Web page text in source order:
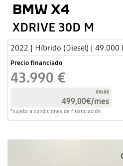
BMW X4
XDRIVE 30D M
2022 | Híbrido (Diesel) |
Precio financiado
43.990 €
desde
499,00€/mes
*sujeto a condiciones de financiación